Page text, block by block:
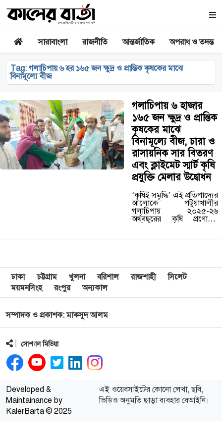
সারাবাংলা রাজনীতি আন্তর্জাতিক অপরাধ ও তদন্ত
Tag: গলাচিপায় ৬ হর ১৬৫ জন ক্ষুদ্র ও প্রান্তিক কৃষকের মাঝে
বিনামূল্যে বীজ
গলাচিপায় ৬ হাজার
১৬৫ জন ক্ষুদ্র ও প্রান্তিক
কৃষকের মাঝে
বিনামূল্যে বীজ, চারা ও
রাসায়নিক সার বিতরণ
এবং ক্লাইমেট স্মার্ট কৃষি
প্রযুক্তি মেলার উদ্বোধন
‘কৃষিই সমৃদ্ধি’ এই প্রতিপাদ্যের
আলোকে পটুয়াখালীর
গলাচিপায় ২০২৫-২৬
অর্থবছরের কৃষি প্রণোদনা
ঢাকা
চট্টগ্রাম খুলনা বরিশাল রাজশাহী
সিলেট
ময়মনসিংহ
রংপুর অন্যকাল
সম্পাদক ও প্রকাশক: মাকসুদ আলম
সোশ্যাল মিডিয়া
Developed &
Maintainance by
KalerBarta © 2025
এই ওয়েবসাইটের কোনো লেখা, ছবি,
ভিডিও অনুমতি ছাড়া ব্যবহার বেআইনি।